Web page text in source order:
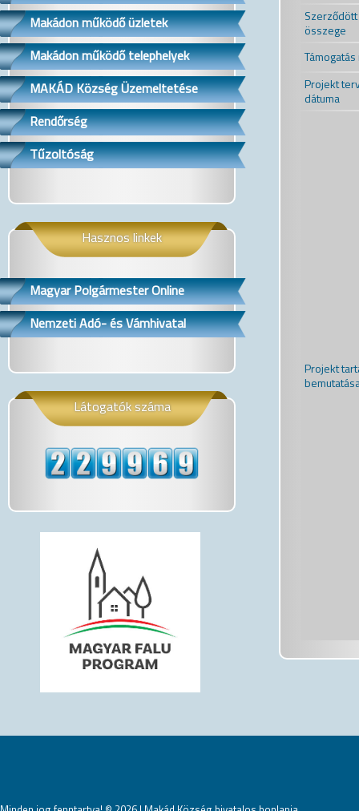
Makádon működő üzletek
Makádon működő telephelyek
MAKÁD Község Üzemeltetése
Rendőrség
Tűzoltóság
Hasznos linkek
Magyar Polgármester Online
Nemzeti Adó- és Vámhivatal
Látogatók száma
összege
Projekt
dátuma
Projekt